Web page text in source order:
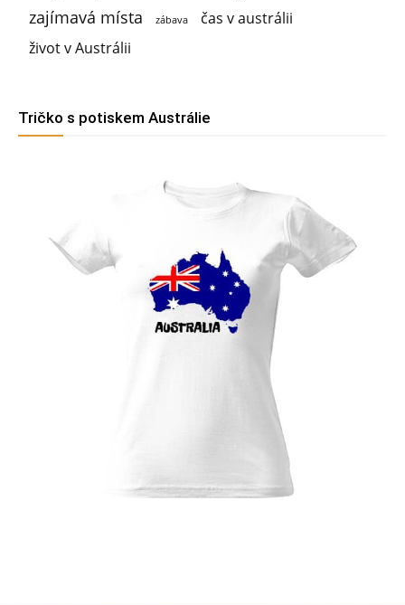
zajímavá místa zábava
čas v austrálii
život v Austrálii
Tričko s potiskem Austrálie